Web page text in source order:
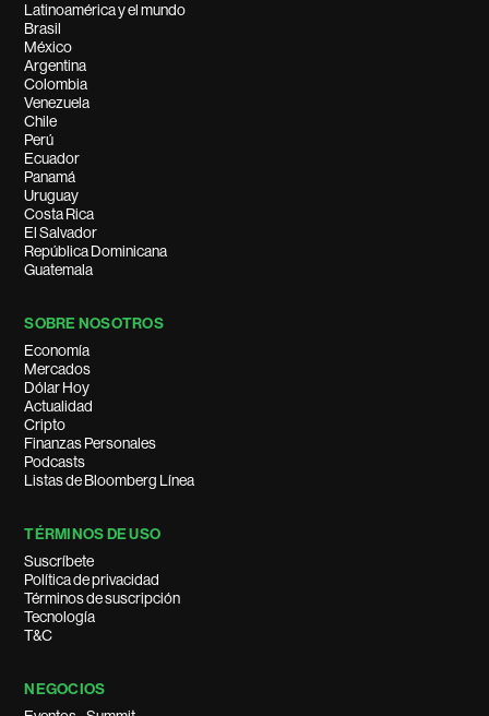
Latinoamérica y el mundo
Brasil
México
Argentina
Colombia
Venezuela
Chile
Perú
Ecuador
Panamá
Uruguay
Costa Rica
El Salvador
República Dominicana
Guatemala
SOBRE NOSOTROS
Economía
Mercados
Dólar Hoy
Actualidad
Cripto
Finanzas Personales
Podcasts
Listas de Bloomberg Línea
TÉRMINOS DE USO
Suscríbete
Política de privacidad
Términos de suscripción
Tecnología
T&C
NEGOCIOS